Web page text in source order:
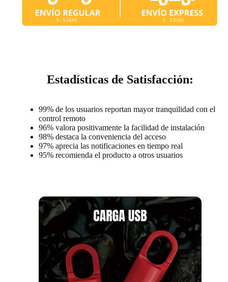
Estadísticas de Satisfacción:
99% de los usuarios reportan mayor tranquilidad con el
control remoto
96% valora positivamente la facilidad de instalación
98% destaca la conveniencia del acceso
97% aprecia las notificaciones en tiempo real
95% recomienda el producto a otros usuarios